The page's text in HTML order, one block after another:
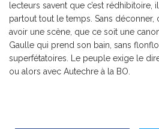
lecteurs savent que c’est rédhibitoire,
partout tout le temps. Sans déconner,
avoir une scène, que ce soit une
Gaulle qui prend son bain, sans
superfétatoires. Le peuple exige le
ou alors avec Autechre à la BO.